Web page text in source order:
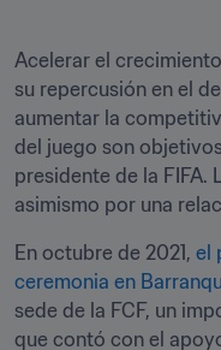
Acelerar el
su repercusión en el
aumentar la
del juego son
presidente de la FIFA.
asimismo por una
En octubre de 2021, el
ceremonia en
sede de la FCF, un
que contó con el